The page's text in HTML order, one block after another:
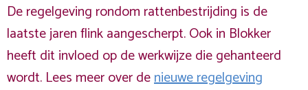
De regelgeving rondom rattenbestrijding is de
laatste jaren flink aangescherpt. Ook in Blokker
heeft dit invloed op de werkwijze die gehanteerd
wordt. Lees meer over denieuwe regelgeving